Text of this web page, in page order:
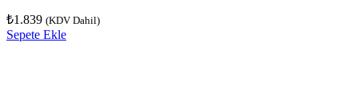
₺1.839 (KDV Dahil)
Sepete Ekle